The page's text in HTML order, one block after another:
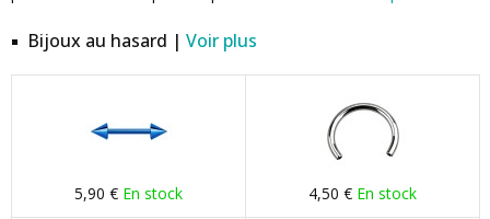
Bijoux au hasard | Voir plus
5,90 € En stock 4,50 € En stock